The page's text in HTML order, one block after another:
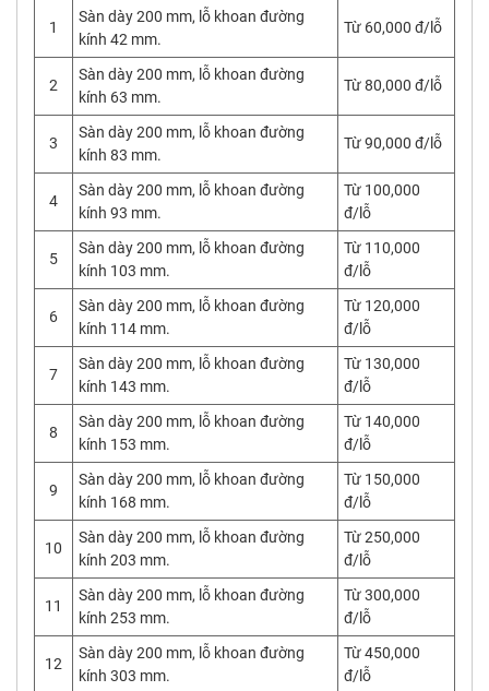
1
Sàn dày 200 mm, lỗ khoan đường
kính 42 mm.
Từ 60,000 đ/lỗ
2
Sàn dày 200 mm, lỗ khoan đường
kính 63 mm.
Từ 80,000 đ/lỗ
3
Sàn dày 200 mm, lỗ khoan đường
kính 83 mm.
Từ 90,000 đ/lỗ
4
Sàn dày 200 mm, lỗ khoan đường
kính 93 mm.
Từ 100,000
đ/lỗ
5
Sàn dày 200 mm, lỗ khoan đường
kính 103 mm.
Từ 110,000
đ/lỗ
6
Sàn dày 200 mm, lỗ khoan đường
kính 114 mm.
Từ 120,000
đ/lỗ
7
Sàn dày 200 mm, lỗ khoan đường
kính 143 mm.
Từ 130,000
đ/lỗ
8
Sàn dày 200 mm, lỗ khoan đường
kính 153 mm.
Từ 140,000
đ/lỗ
9
Sàn dày 200 mm, lỗ khoan đường
kính 168 mm.
Từ 150,000
đ/lỗ
10
Sàn dày 200 mm, lỗ khoan đường
kính 203 mm.
Từ 250,000
đ/lỗ
11
Sàn dày 200 mm, lỗ khoan đường
kính 253 mm.
Từ 300,000
đ/lỗ
12
Sàn dày 200 mm, lỗ khoan đường
kính 303 mm.
Từ 450,000
đ/lỗ